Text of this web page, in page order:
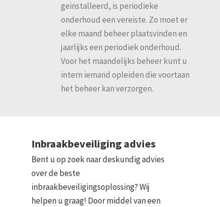
geinstalleerd, is periodieke
onderhoud een vereiste. Zo moet er
elke maand beheer plaatsvinden en
jaarlijks een periodiek onderhoud.
Voor het maandelijks beheer kunt u
intern iemand opleiden die voortaan
het beheer kan verzorgen.
Inbraakbeveiliging advies
Bent u op zoek naar deskundig advies
over de beste
inbraakbeveiligingsoplossing? Wij
helpen u graag! Door middel van een